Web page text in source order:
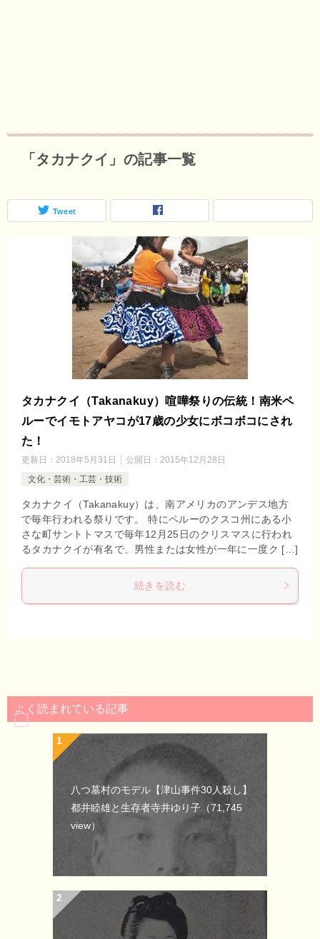
「タカナクイ」の記事一覧
Tweet
タカナクイ（Takanakuy）喧嘩祭りの伝統！南米ペ
ルーでイモトアヤコが17歳の少女にボコボコにされ
た！
更新日： 2018年5月31日 公開日： 2015年12月28日
文化・芸術・工芸・技術
タカナクイ（Takanakuy）は、南アメリカのアンデス地方
で毎年行われる祭りです。 特にペルーのクスコ州にある小
さな町サントトマスで毎年12月25日のクリスマスに行われ
るタカナクイが有名で、男性または女性が一年に一度ク […]
続きを読む
よく読まれている記事
八つ墓村のモデル【津山事件30人殺し】
都井睦雄と生存者寺井ゆり子 （71,745
view）